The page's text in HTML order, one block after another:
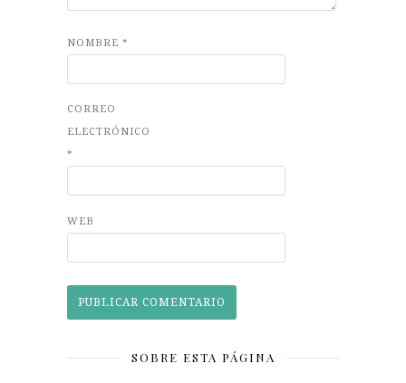
NOMBRE *
CORREO
ELECTRÓNICO
*
WEB
SOBRE ESTA PÁGINA